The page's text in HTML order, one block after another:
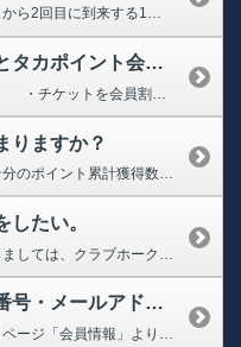
ポイントの有効期限は、ポイント獲得日から2回目に到来する1月4日までです。有効期限が過ぎたポイントは失効します。 【例】 2025年1月5日～2026年1月4日に獲得したポイント ⇒2027年1月4日失効 2026年1月5日～2027年1月4日に獲得したポイント ⇒2028年1月4日失効
クラブホークス会員（有料）とタカポイント会員（無料）の違いは何ですか？
りますか？
ステージは前年度と当年度の２シーズン分のポイント累計獲得数により変動します。ポイントを利用しても、ステージ判定の基準となる累計獲得ポイントは減りません。ポイントを貯めれば貯めるほどステージが上がり、ステージが上がればチケット先行販売やみずほPayPayドームの練習見学などさまざまな特典を受けることができます。ステージは全部で5段階。ステージアップにあわせて、受けられる特典もグレードアップ...
たい。
会員情報に登録の住所や電話番号・メールアドレスが変わりました。変更手続きはどうすればよいでしょうか？（メールアドレス変更）
クラブホークス・タカポイント会員マイページ「会員情報」より変更ができます。 ➡クラブホークス・タカポイント会員マイページ（会員情報） 【会員情報変更方法】 1.上記に会員番号とパスワードでログインし、「お客様情報を修正する」をクリック 2.「会員規約に同意する」にチェック 3.変更される項目に内容を入力し、「修正内容の確認に進む」をクリック 4.内容に相違がないか確認し、...